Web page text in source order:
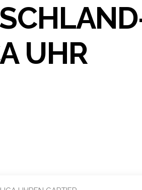
UHR